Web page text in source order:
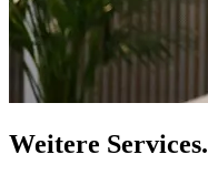
Weitere Services.